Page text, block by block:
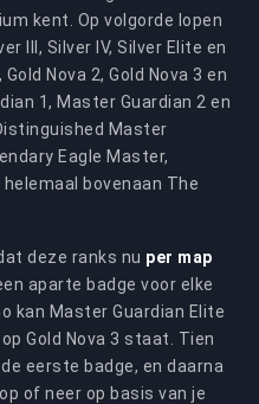
kent. Op volgorde lopen
III, Silver IV, Silver Elite en
Nova 2, Gold Nova 3 en
1, Master Guardian 2 en
Master
Eagle Master,
bovenaan The
deze ranks nu per map
aparte badge voor elke
kan Master Guardian Elite
Gold Nova 3 staat. Tien
eerste badge, en daarna
of neer op basis van je